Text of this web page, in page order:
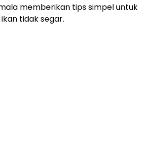
memberikan tips simpel untuk
tidak segar.